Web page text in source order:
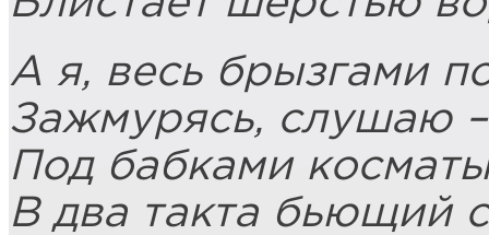
А я, весь брызгами
Зажмурясь, слушаю –
Под бабками
В два такта бьющий